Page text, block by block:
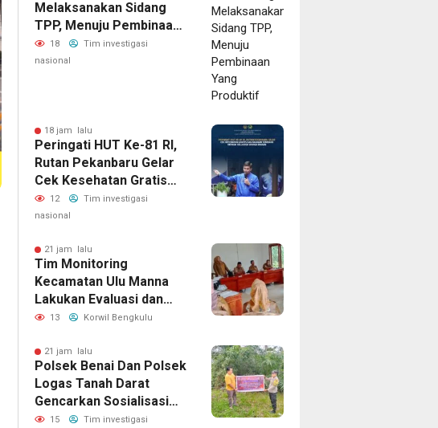
Melaksanakan Sidang
TPP, Menuju Pembinaan
Yang Produktif
18
Tim investigasi
nasional
18 jam lalu
Peringati HUT Ke-81 RI,
Rutan Pekanbaru Gelar
Cek Kesehatan Gratis
Dan Bagikan Sembako
Kepada Keluarga Warga
12
Tim investigasi
nasional
21 jam lalu
Tim Monitoring
Kecamatan Ulu Manna
Lakukan Evaluasi dan
Pembinaan APBDesa
Merambung
13 Korwil Bengkulu
21 jam lalu
Polsek Benai Dan Polsek
Logas Tanah Darat
Gencarkan Sosialisasi
Karhutla, Kapolres
15
Tim investigasi